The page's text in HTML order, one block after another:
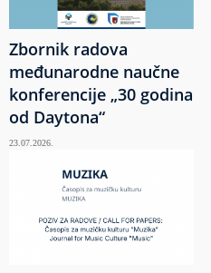
Zbornik radova
međunarodne naučne
konferencije „30 godina
od Daytona“
23.07.2026.